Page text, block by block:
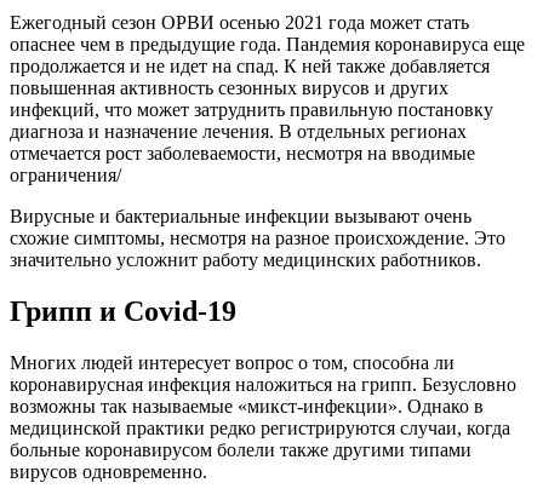
Ежегодный сезон ОРВИ осенью 2021 года может стать
опаснее чем в предыдущие года. Пандемия коронавируса еще
продолжается и не идет на спад. К ней также добавляется
повышенная активность сезонных вирусов и других
инфекций, что может затруднить правильную постановку
диагноза и назначение лечения. В отдельных регионах
отмечается рост заболеваемости, несмотря на вводимые
ограничения/
Вирусные и бактериальные инфекции вызывают очень
схожие симптомы, несмотря на разное происхождение. Это
значительно усложнит работу медицинских работников.
Грипп и Covid-19
Многих людей интересует вопрос о том, способна ли
коронавирусная инфекция наложиться на грипп. Безусловно
возможны так называемые «микст-инфекции». Однако в
медицинской практики редко регистрируются случаи, когда
больные коронавирусом болели также другими типами
вирусов одновременно.